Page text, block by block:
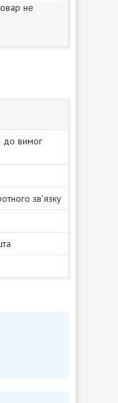
не
до вимог
зв'язку